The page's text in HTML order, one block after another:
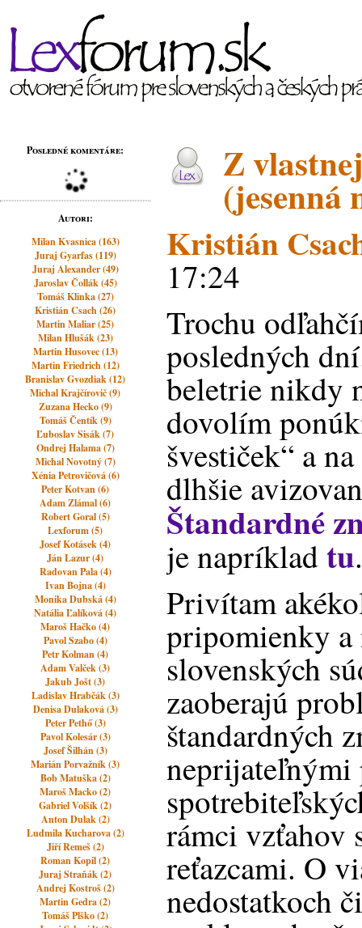
Posledné komentáre:
Autori:
Milan Kvasnica (163)
Juraj Gyarfas (119)
Juraj Alexander (49)
Jaroslav Čollák (45)
Tomáš Klinka (27)
Kristián Csach (26)
Martin Maliar (25)
Milan Hlušák (23)
Martin Husovec (13)
Martin Friedrich (12)
Branislav Gvozdiak (12)
Michal Krajčírovič (9)
Zuzana Hecko (9)
Tomáš Čentík (9)
Ľuboslav Sisák (7)
Ondrej Halama (7)
Michal Novotný (7)
Xénia Petrovičová (6)
Peter Kotvan (6)
Adam Zlámal (6)
Robert Goral (5)
Lexforum (5)
Josef Kotásek (4)
Ján Lazur (4)
Radovan Pala (4)
Ivan Bojna (4)
Monika Dubská (4)
Natália Ľalíková (4)
Maroš Hačko (4)
Pavol Szabo (4)
Petr Kolman (4)
Adam Valček (3)
Jakub Jošt (3)
Ladislav Hrabčák (3)
Denisa Dulaková (3)
Peter Pethő (3)
Pavol Kolesár (3)
Josef Šilhán (3)
Marián Porvažník (3)
Bob Matuška (2)
Maroš Macko (2)
Gabriel Volšík (2)
Anton Dulak (2)
Ludmila Kucharova (2)
Jiří Remeš (2)
Roman Kopil (2)
Juraj Straňák (2)
Andrej Kostroš (2)
Martin Gedra (2)
Tomáš Plško (2)
Z
(jesenná
Kristián
17:24
Trochu
posledných
beletrie nikdy
dovolím
švestiček“ a
dlhšie
Štandardné
je napríkladtu
Privítam
pripomienky a
slovenských
zaoberajú
štandardných
rámci vzťahov
reťazcami. O
nedostatkoch